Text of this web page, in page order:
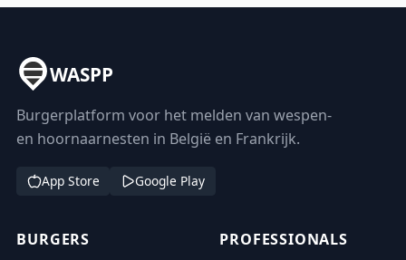
WASPP
Burgerplatform voor het melden van wespen-
en hoornaarnesten in België en Frankrijk.
App Store Google Play
BURGERS
PROFESSIONALS